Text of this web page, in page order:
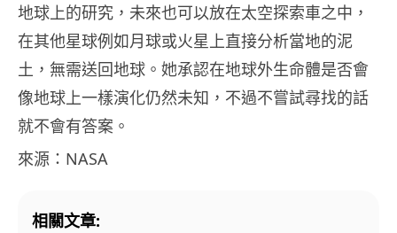
地球上的研究，未來也可以放在太空探索車之中，
在其他星球例如月球或火星上直接分析當地的泥
土，無需送回地球。她承認在地球外生命體是否會
像地球上一樣演化仍然未知，不過不嘗試尋找的話
就不會有答案。
來源：NASA
相關文章: